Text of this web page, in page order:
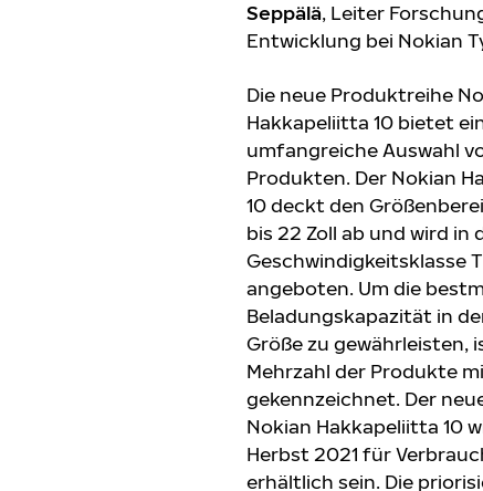
Seppälä, Leiter
Entwicklung bei Nokian
Die neue Produktreihe
Hakkapeliitta 10 bietet
umfangreiche Auswahl
Produkten. Der Nokian
10 deckt den
bis 22 Zoll ab und wird in
Geschwindigkeitsklasse
angeboten. Um die
Beladungskapazität in
Größe zu gewährleisten,
Mehrzahl der Produkte
gekennzeichnet. Der
Nokian Hakkapeliitta 10
Herbst 2021 für
erhältlich sein. Die